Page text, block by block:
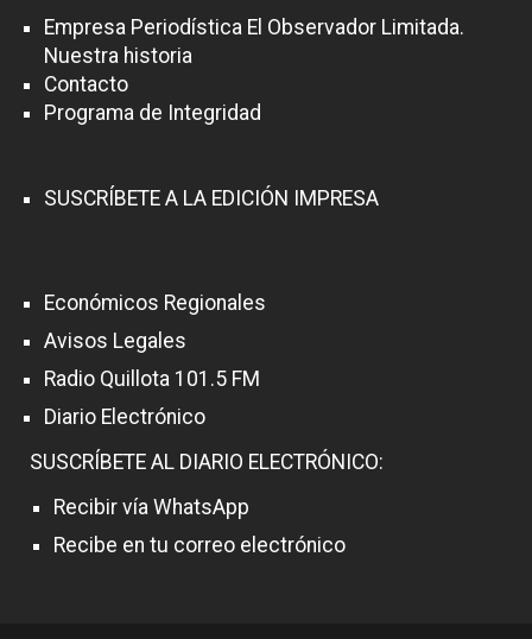
Empresa Periodística El Observador Limitada.
Nuestra historia
Contacto
Programa de Integridad
SUSCRÍBETE A LA EDICIÓN IMPRESA
Económicos Regionales
Avisos Legales
Radio Quillota 101.5 FM
Diario Electrónico
SUSCRÍBETE AL DIARIO ELECTRÓNICO:
Recibir vía WhatsApp
Recibe en tu correo electrónico